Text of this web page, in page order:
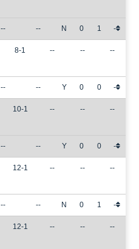
-- -- N 0 1 -
8-1 -- -- --
-- -- Y 0 0 -
10-1 -- -- --
-- -- Y 0 0 -
12-1 -- -- --
-- -- N 0 1 -
12-1 -- -- --